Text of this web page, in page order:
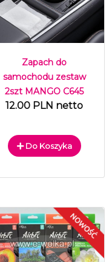
Zapach do
samochodu zestaw
2szt MANGO C645
12.00 PLN netto
Do Koszyka